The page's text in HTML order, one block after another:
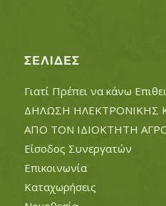
ΣΕΛΊΔΕΣ
Γιατί Πρέπει να κάνω
ΔΗΛΩΣΗ ΗΛΕΚΤΡΟΝΙΚΗΣ
ΑΠΟ ΤΟΝ ΙΔΙΟΚΤΗΤΗ
Είσοδος Συνεργατών
Επικοινωνία
Καταχωρήσεις